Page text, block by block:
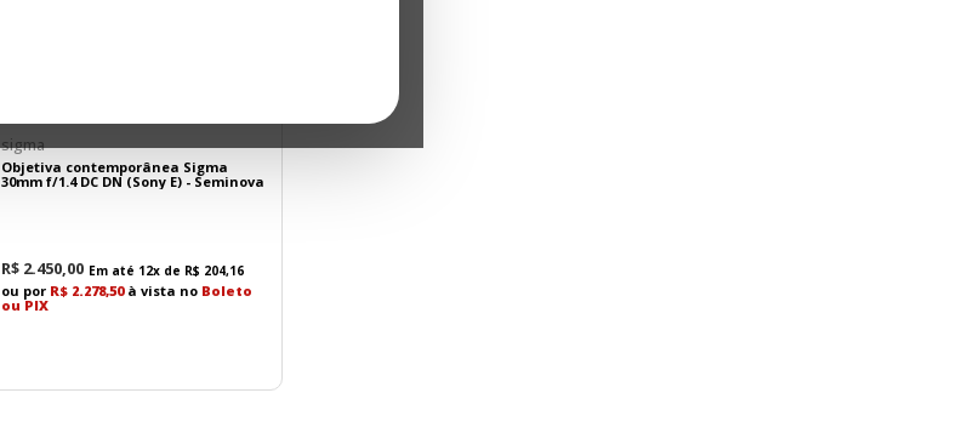
sigma
Objetiva contemporânea Sigma
30mm f/1.4 DC DN (Sony E) - Seminova
R$ 2.450,00 Em até 12x de R$ 204,16
ou por R$ 2.278,50à vista no Boleto
ou PIX